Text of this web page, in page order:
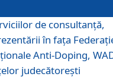
de consultanță,
în fața
Anti-Doping,
judecătorești